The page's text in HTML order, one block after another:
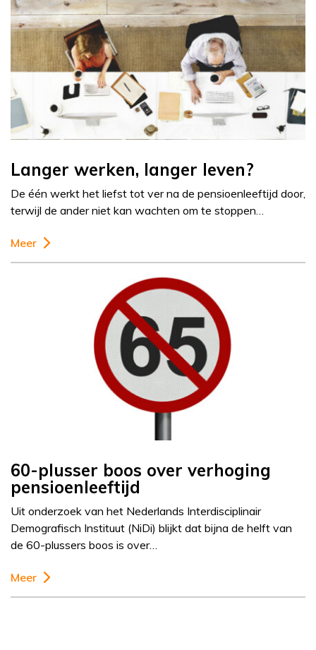
Langer werken, langer leven?
De één werkt het liefst tot ver na de pensioenleeftijd door,
terwijl de ander niet kan wachten om te stoppen…
Meer
60-plusser boos over verhoging
pensioenleeftijd
Uit onderzoek van het Nederlands Interdisciplinair
Demografisch Instituut (NiDi) blijkt dat bijna de helft van
de 60-plussers boos is over…
Meer